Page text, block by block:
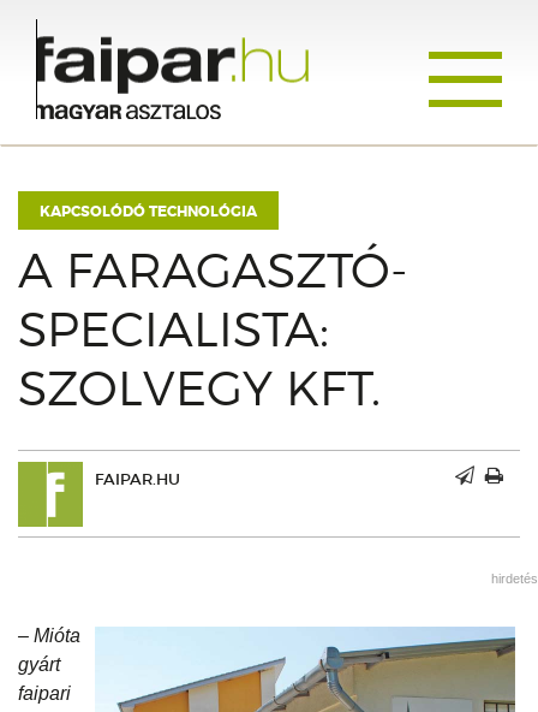
KAPCSOLÓDÓ TECHNOLÓGIA
A FARAGASZTÓ-
SPECIALISTA:
SZOLVEGY KFT.
FAIPAR.HU
hirdetés
– Mióta
gyárt
faipari